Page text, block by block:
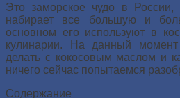
Это заморское чудо в
набирает все большую и
основном его используют в
кулинарии. На данный
делать с кокосовым маслом и
ничего сейчас попытаемся
Содержание